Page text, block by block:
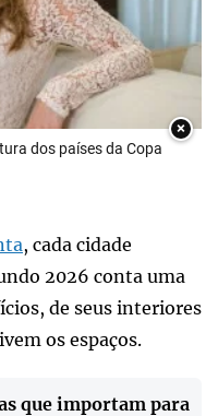
×
dos países da Copa
, cada cidade
2026 conta uma
de seus interiores
os espaços.
que importam para